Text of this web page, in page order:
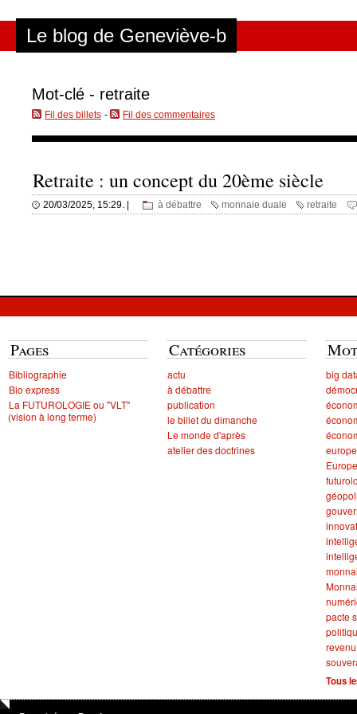
Le blog de Geneviève-b
Mot-clé - retraite
Fil des billets - Fil des commentaires
Retraite : un concept du 20ème siècle
20/03/2025, 15:29. | à débattre monnaie duale retraite
Pages
Bibliographie
Bio express
La FUTUROLOGIE ou "VLT"
(vision à long terme)
Catégories
actu
à débattre
publication
le billet du dimanche
Le monde d'après
atelier des doctrines
big
europe
Europe
pacte
Tous